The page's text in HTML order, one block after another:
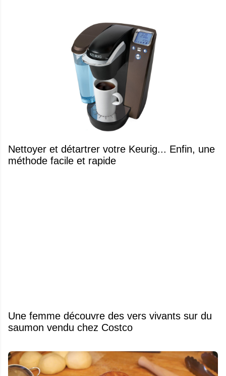
Nettoyer et détartrer votre Keurig... Enfin, une
méthode facile et rapide
Une femme découvre des vers vivants sur du
saumon vendu chez Costco